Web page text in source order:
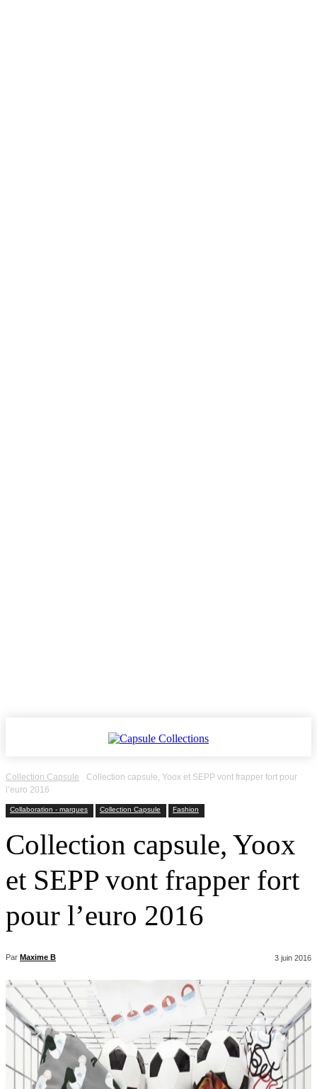
Collection Capsule
Collection capsule, Yoox et SEPP vont frapper fort pour
l’euro 2016
Collaboration - marques Collection Capsule Fashion
Collection capsule, Yoox
et SEPP vont frapper fort
pour l’euro 2016
Par Maxime B 3 juin 2016